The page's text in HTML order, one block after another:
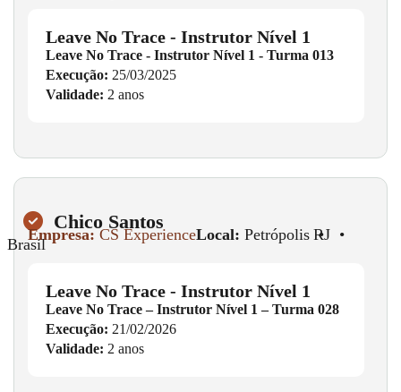
Leave No Trace - Instrutor Nível 1
Leave No Trace - Instrutor Nível 1 - Turma 013
Execução: 25/03/2025
Validade: 2 anos
Chico Santos
Empresa: CS ExperienceLocal: Petrópolis •
RJ •
Brasil
Leave No Trace - Instrutor Nível 1
Leave No Trace – Instrutor Nível 1 – Turma 028
Execução: 21/02/2026
Validade: 2 anos